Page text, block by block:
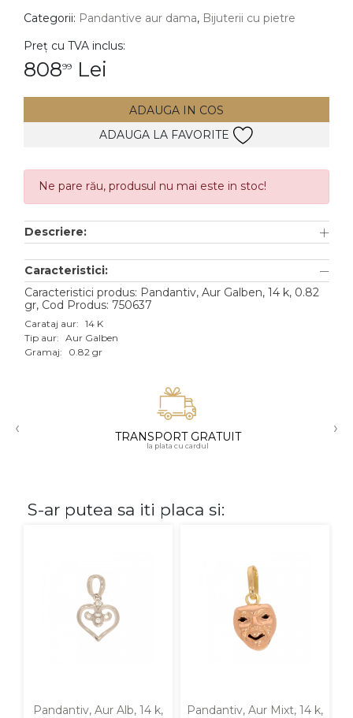
Inele
Cercei
Bratari
Lanturi
Pandantive
Accesorii
TIP METAL
Aur galben
Aur alb
Aur roz
Categorii: Pandantive aur dama, Bijuterii cu pietre
Preț cu TVA inclus:
80899 Lei
ADAUGA IN COS
ADAUGA LA FAVORITE
Ne pare rău, produsul nu mai este in stoc!
Descriere:
Caracteristici:
Caracteristici produs: Pandantiv, Aur Galben, 14 k, 0.82
gr, Cod Produs: 750637
Carataj aur: 14 K
Tip aur: Aur Galben
Gramaj:
0.82 gr
‹ TRANSPORT GRATUIT
la plata cu cardul
›
S-ar putea sa iti placa si:
Pandantiv, Aur Alb, 14 k,
Pandantiv, Aur Mixt, 14 k,